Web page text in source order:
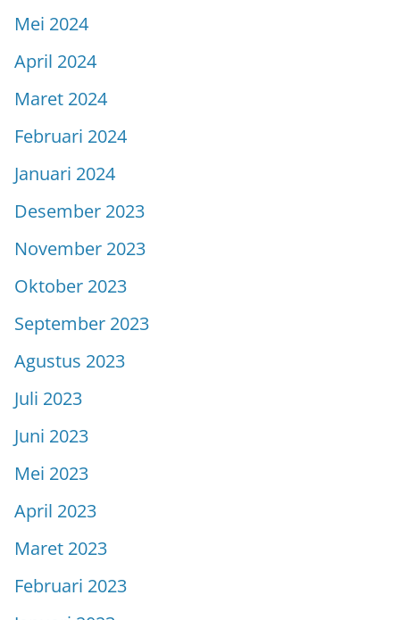
Mei 2024
April 2024
Maret 2024
Februari 2024
Januari 2024
Desember 2023
November 2023
Oktober 2023
September 2023
Agustus 2023
Juli 2023
Juni 2023
Mei 2023
April 2023
Maret 2023
Februari 2023